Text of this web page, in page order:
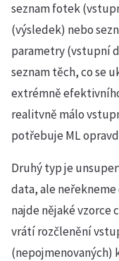
seznam fotek
(výsledek) nebo
parametry (vstupní
seznam těch, co se
extrémně
realitvně málo
potřebuje ML
Druhý typ je
data, ale
najde nějaké vzorce
vrátí rozčlenění
(nepojmenovaných)